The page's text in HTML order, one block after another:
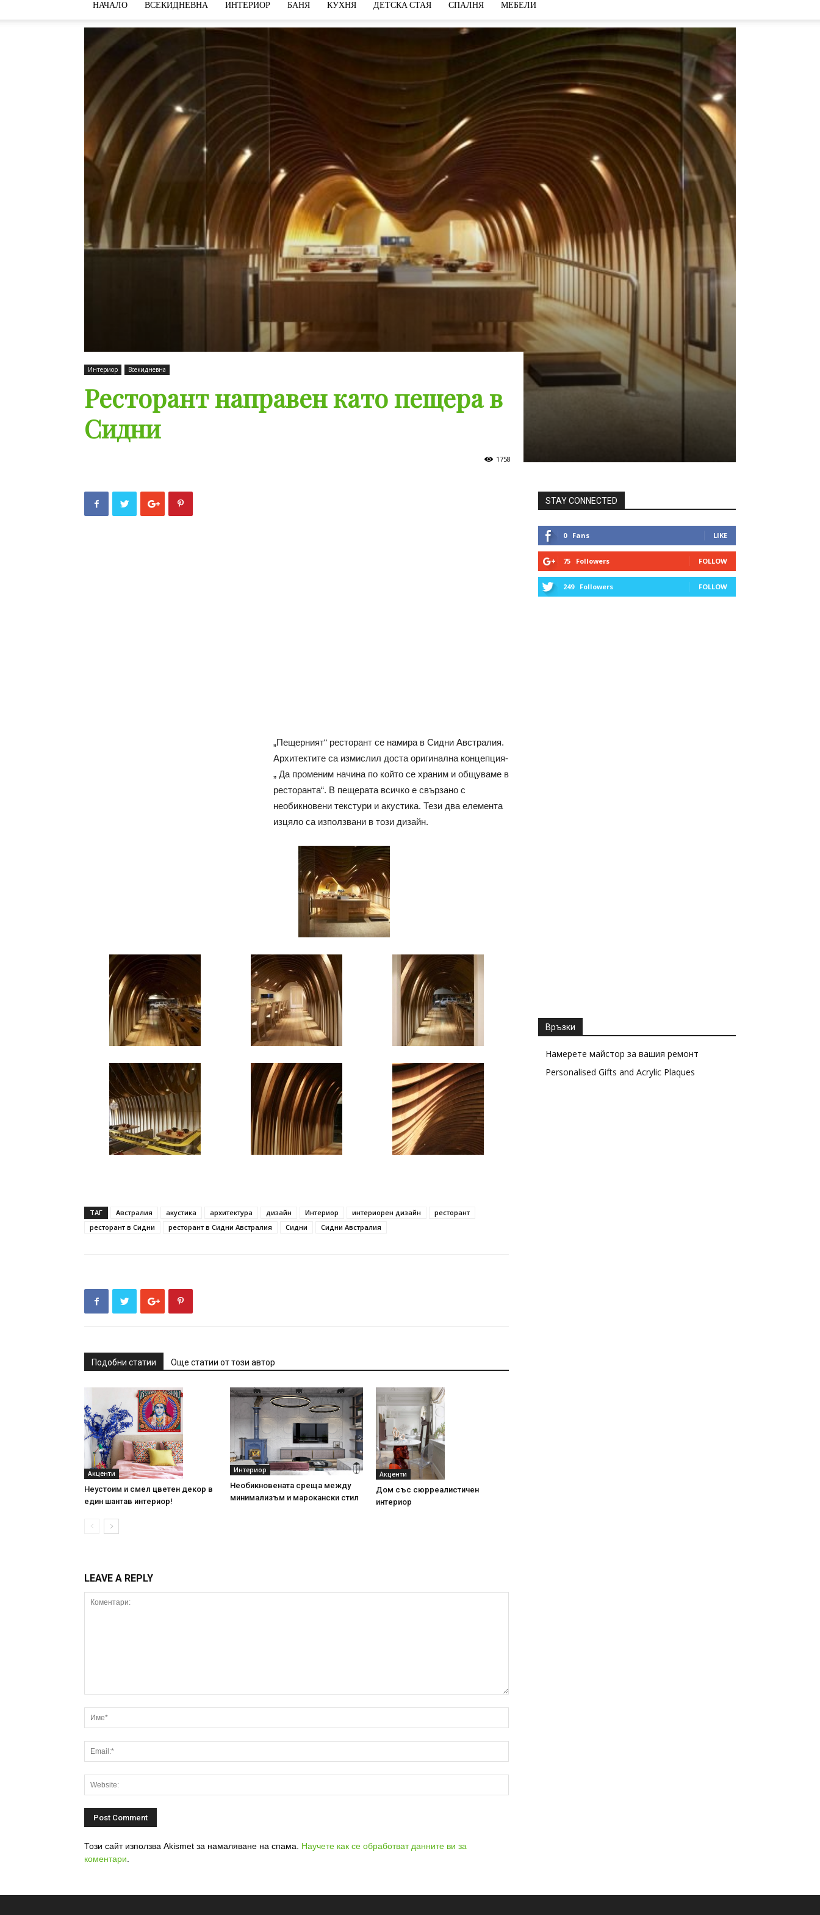
НАЧАЛО ВСЕКИДНЕВНА ИНТЕРИОР БАНЯ КУХНЯ ДЕТСКА СТАЯ СПАЛНЯ МЕБЕЛИ
Интериор Всекидневна
Ресторант направен като пещера в
Сидни
1758
„Пещерният“ ресторант се намира в Сидни Австралия.
Архитектите са измислил доста оригинална концепция-
„ Да променим начина по който се храним и общуваме в
ресторанта“. В пещерата всичко е свързано с
необикновени текстури и акустика. Тези два елемента
изцяло са използвани в този дизайн.
ТАГ Австралия акустика архитектура дизайн Интериор интериорен дизайн
ресторант
ресторант в Сидни
ресторант в Сидни Австралия Сидни Сидни Австралия
Подобни статии Още статии от този автор
Акценти
Неустоим и смел цветен декор в
един шантав интериор!
Интериор
Необикновената среща между
минимализъм и марокански стил
Акценти
Дом със сюрреалистичен
интериор
LEAVE A REPLY
Този сайт използва Akismet за намаляване на спама. Научете как се обработват данните ви за
коментари
STAY CONNECTED
0 Fans LIKE
75 Followers FOLLOW
249 Followers FOLLOW
Връзки
Намерете майстор за вашия ремонт
Personalised Gifts and Acrylic Plaques